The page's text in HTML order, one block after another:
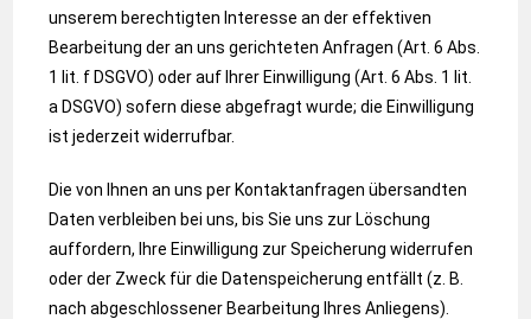
unserem berechtigten Interesse an der effektiven
Bearbeitung der an uns gerichteten Anfragen (Art. 6 Abs.
1 lit. f DSGVO) oder auf Ihrer Einwilligung (Art. 6 Abs. 1 lit.
a DSGVO) sofern diese abgefragt wurde; die Einwilligung
ist jederzeit widerrufbar.
Die von Ihnen an uns per Kontaktanfragen übersandten
Daten verbleiben bei uns, bis Sie uns zur Löschung
auffordern, Ihre Einwilligung zur Speicherung widerrufen
oder der Zweck für die Datenspeicherung entfällt (z. B.
nach abgeschlossener Bearbeitung Ihres Anliegens).